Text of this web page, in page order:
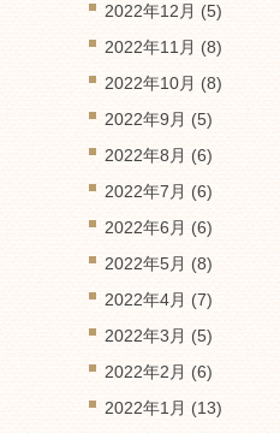
2022年12月 (5)
2022年11月 (8)
2022年10月 (8)
2022年9月 (5)
2022年8月 (6)
2022年7月 (6)
2022年6月 (6)
2022年5月 (8)
2022年4月 (7)
2022年3月 (5)
2022年2月 (6)
2022年1月 (13)